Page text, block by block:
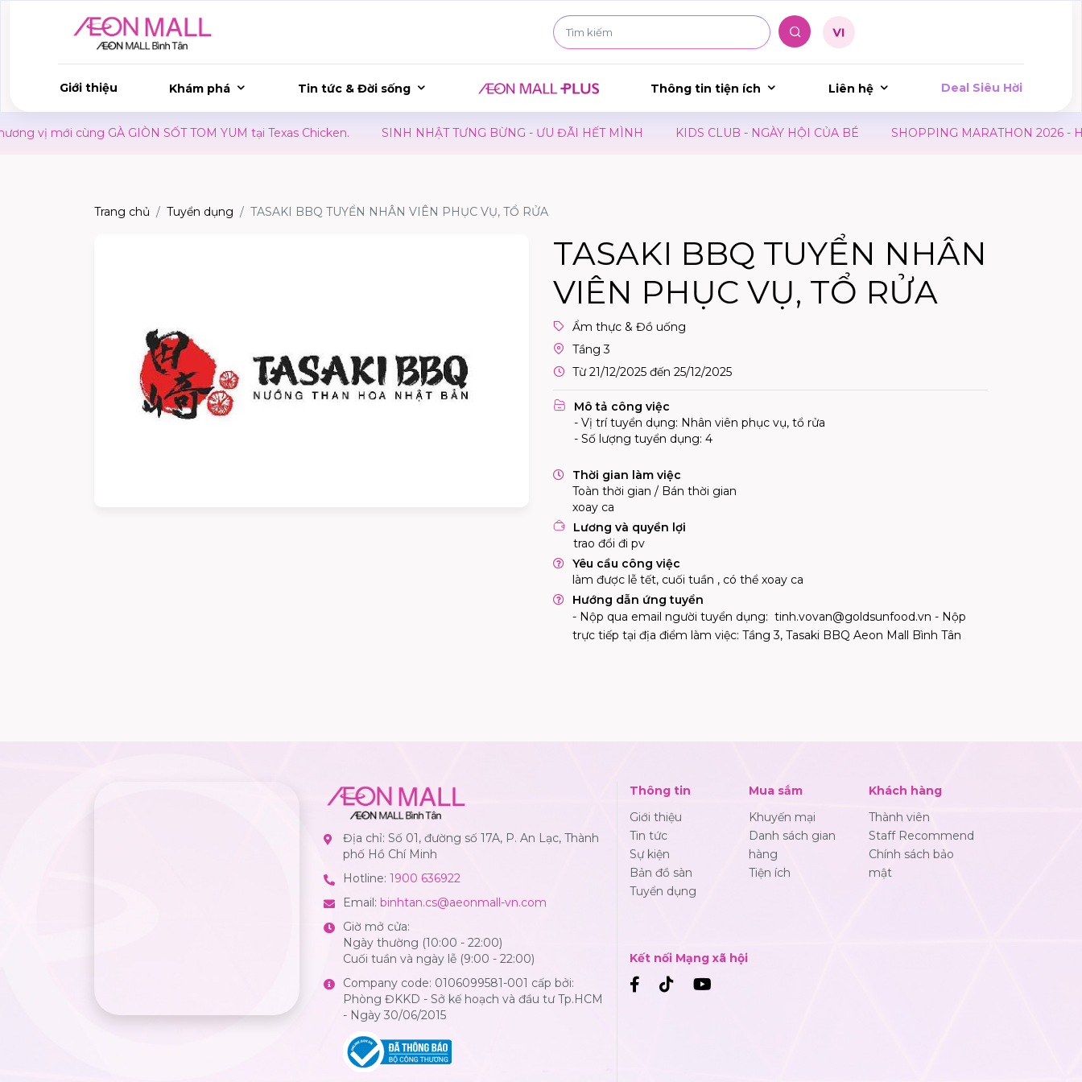
Giới thiệu Khám phá Tin tức & Đời sống Thông tin tiện ích Liên hệ Deal Siêu Hời
mới cùng GÀ GIÒN SỐT TOM YUM tại Texas Chicken. SINH NHẬT TƯNG BỪNG - ƯU ĐÃI HẾT MÌNH KIDS CLUB - NGÀY HỘI CỦA BÉ SHOPPING MARATHON 2026 - HÀNH
Trang chủ Tuyển dụng TASAKI BBQ TUYỂN NHÂN VIÊN PHỤC VỤ, TỔ RỬA
TASAKI BBQ TUYỂN NHÂN
VIÊN PHỤC VỤ, TỔ RỬA
Ẩm thực & Đồ uống
Tầng 3
Từ 21/12/2025 đến 25/12/2025
Mô tả công việc
- Vị trí tuyển dụng: Nhân viên phục vụ, tổ rửa
- Số lượng tuyển dụng: 4
Thời gian làm việc
Toàn thời gian / Bán thời gian
xoay ca
Lương và quyền lợi
trao đổi đi pv
Yêu cầu công việc
làm được lễ tết, cuối tuần , có thể xoay ca
Hướng dẫn ứng tuyển
- Nộp qua email người tuyển dụng: tinh.vovan@goldsunfood.vn - Nộp
trực tiếp tại địa điểm làm việc: Tầng 3, Tasaki BBQ Aeon Mall Bình Tân
Địa chỉ: Số 01, đường số 17A, P. An Lạc, Thành
phố Hồ Chí Minh
Hotline: 1900 636922
Email: binhtan.cs@aeonmall-vn.com
Giờ mở cửa:
Ngày thường (10:00 - 22:00)
Cuối tuần và ngày lễ (9:00 - 22:00)
Company code: 0106099581-001 cấp bởi:
Phòng ĐKKD - Sở kế hoạch và đầu tư Tp.HCM
- Ngày 30/06/2015
Thông tin
Giới thiệu
Tin tức
Sự kiện
Bản đồ sàn
Tuyển dụng
Mua sắm
Khuyến mại
Danh sách gian
hàng
Tiện ích
Khách hàng
Thành viên
Staff Recommend
Chính sách bảo
mật
Kết nối Mạng xã hội